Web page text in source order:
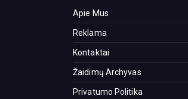
Apie Mus
Reklama
Kontaktai
Žaidimų Archyvas
Privatumo Politika